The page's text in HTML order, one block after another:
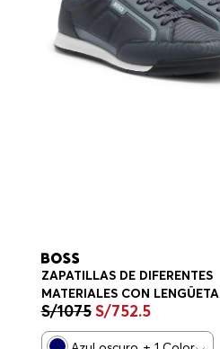
ZAPATILLAS DE DIFERENTES
MATERIALES CON LENGÜETA
TRASERA EN CONTRASTE
ZAPATILLAS HOMBRE
S/1075 S/752.5